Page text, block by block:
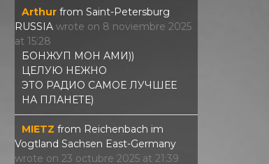
Arthur from Saint-Petersburg
RUSSIA wrote on 8 noviembre 2025
at 15:28
БОНЖУП МОН АМИ))
ЦЕЛУЮ НЕЖНО
ЭТО РАДИО САМОЕ ЛУЧШЕЕ
НА ПЛАНЕТЕ)
MIETZ from Reichenbach im
Vogtland Sachsen East-Germany
wrote on 23 octubre 2025 at 21:39